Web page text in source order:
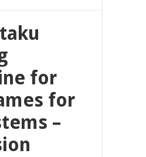
for
for
–